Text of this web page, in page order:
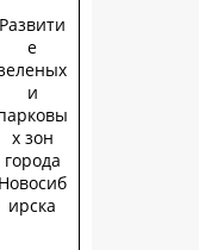
Развити
е
и
х зон
города
Новосиб
ирска